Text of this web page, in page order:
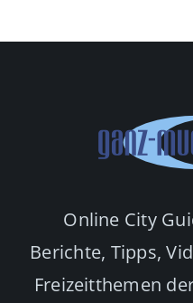
Online City
Berichte, Tipps,
Freizeitthemen